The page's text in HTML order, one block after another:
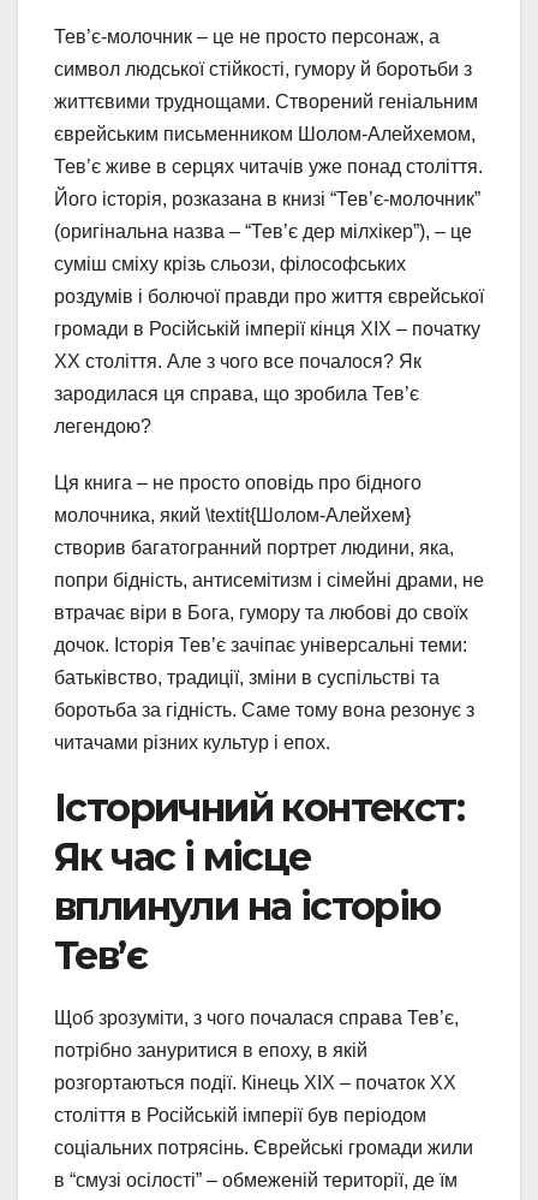
Тев’є-молочник – це не просто персонаж, а
символ людської стійкості, гумору й боротьби з
життєвими труднощами. Створений геніальним
єврейським письменником Шолом-Алейхемом,
Тев’є живе в серцях читачів уже понад століття.
Його історія, розказана в книзі “Тев’є-молочник”
(оригінальна назва – “Тев’є дер мілхікер”), – це
суміш сміху крізь сльози, філософських
роздумів і болючої правди про життя єврейської
громади в Російській імперії кінця XIX – початку
XX століття. Але з чого все почалося? Як
зародилася ця справа, що зробила Тев’є
легендою?
Ця книга – не просто оповідь про бідного
молочника, який \textit{Шолом-Алейхем}
створив багатогранний портрет людини, яка,
попри бідність, антисемітизм і сімейні драми, не
втрачає віри в Бога, гумору та любові до своїх
дочок. Історія Тев’є зачіпає універсальні теми:
батьківство, традиції, зміни в суспільстві та
боротьба за гідність. Саме тому вона резонує з
читачами різних культур і епох.
Історичний контекст:
Як час і місце
вплинули на історію
Тев’є
Щоб зрозуміти, з чого почалася справа Тев’є,
потрібно зануритися в епоху, в якій
розгортаються події. Кінець XIX – початок XX
століття в Російській імперії був періодом
соціальних потрясінь. Єврейські громади жили
в “смузі осілості” – обмеженій території, де їм